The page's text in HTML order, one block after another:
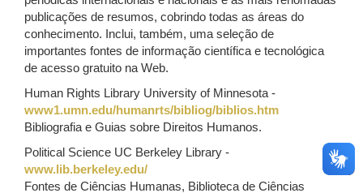
publicações de resumos, cobrindo todas as áreas do
conhecimento. Inclui, também, uma seleção de
importantes fontes de informação científica e tecnológica
de acesso gratuito na Web.
Human Rights Library University of Minnesota -
www1.umn.edu/humanrts/bibliog/biblios.htm
Bibliografia e Guias sobre Direitos Humanos.
Political Science UC Berkeley Library -
www.lib.berkeley.edu/
Fontes de Ciências Humanas, Biblioteca de Ciências